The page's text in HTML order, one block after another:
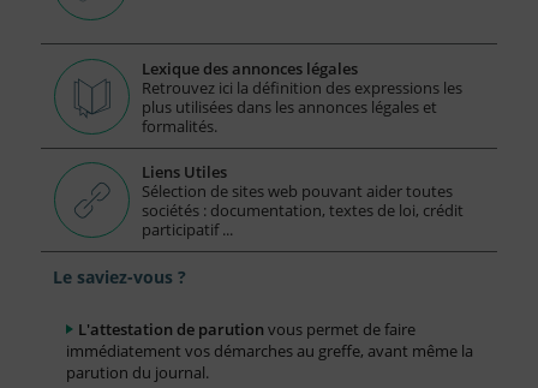
Lexique des annonces légales
Retrouvez ici la définition des expressions les
plus utilisées dans les annonces légales et
formalités.
Liens Utiles
Sélection de sites web pouvant aider toutes
sociétés : documentation, textes de loi, crédit
participatif ...
Le saviez-vous ?
L'attestation de parution vous permet de faire
immédiatement vos démarches au greffe, avant même la
parution du journal.